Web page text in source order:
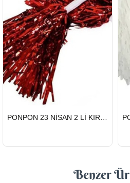
GÖNDERİ
Benzer